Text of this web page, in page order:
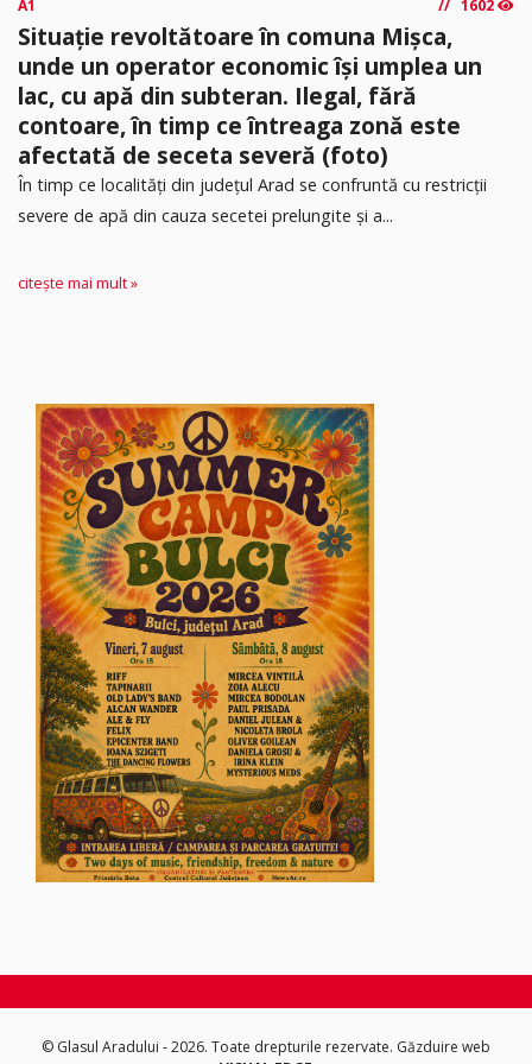
A1 1602
Situație revoltătoare în comuna Mișca,
unde un operator economic își umplea un
lac, cu apă din subteran. Ilegal, fără
contoare, în timp ce întreaga zonă este
afectată de seceta severă (foto)
În timp ce localități din județul Arad se confruntă cu restricții
severe de apă din cauza secetei prelungite și a...
citește mai mult »
© Glasul Aradului - 2026. Toate drepturile rezervate. Găzduire web